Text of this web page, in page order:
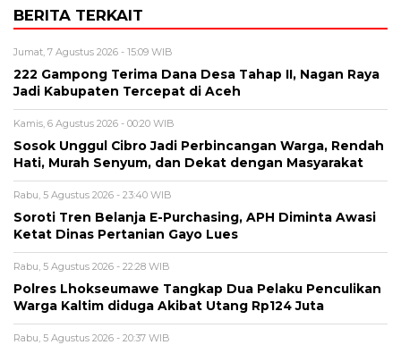
BERITA TERKAIT
Jumat, 7 Agustus 2026 - 15:09 WIB
222 Gampong Terima Dana Desa Tahap II, Nagan Raya
Jadi Kabupaten Tercepat di Aceh
Kamis, 6 Agustus 2026 - 00:20 WIB
Sosok Unggul Cibro Jadi Perbincangan Warga, Rendah
Hati, Murah Senyum, dan Dekat dengan Masyarakat
Rabu, 5 Agustus 2026 - 23:40 WIB
Soroti Tren Belanja E-Purchasing, APH Diminta Awasi
Ketat Dinas Pertanian Gayo Lues
Rabu, 5 Agustus 2026 - 22:28 WIB
Polres Lhokseumawe Tangkap Dua Pelaku Penculikan
Warga Kaltim diduga Akibat Utang Rp124 Juta
Rabu, 5 Agustus 2026 - 20:37 WIB